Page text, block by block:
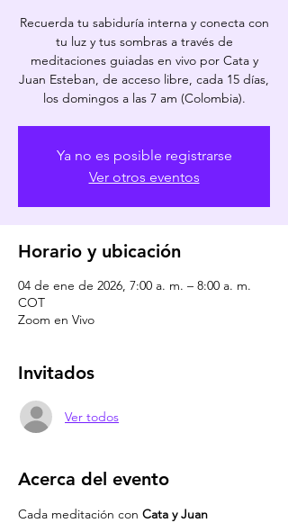
Recuerda tu sabiduría interna y conecta con
tu luz y tus sombras a través de
meditaciones guiadas en vivo por Cata y
Juan Esteban, de acceso libre, cada 15 días,
los domingos a las 7 am (Colombia).
Ya no es posible registrarse
Ver otros eventos
Horario y ubicación
04 de ene de 2026, 7:00 a. m. – 8:00 a. m.
COT
Zoom en Vivo
Invitados
Ver todos
Acerca del evento
Cada meditación con Cata y Juan